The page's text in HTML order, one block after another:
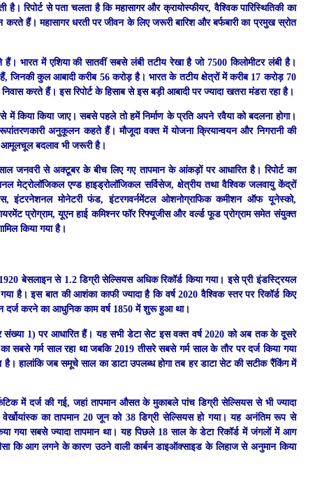
रिपोर्ट से पता चलता है कि महासागर और क्रायोस्फीयर, वैश्विक पारिस्थितिकी का
हैं। महासागर धरती पर जीवन के लिए जरूरी बारिश और बर्फबारी का प्रमुख स्रोत
हैं। भारत में एशिया की सातवीं सबसे लंबी तटीय रेखा है जो 7500 किलोमीटर लंबी है।
कुल आबादी करीब 56 करोड़ है। भारत के तटीय क्षेत्रों में करीब 17 करोड़ 70
करते हैं। इस रिपोर्ट के हिसाब से इस बड़ी आबादी पर ज्यादा खतरा मंडरा रहा है।
किया जाए। सबसे पहले तो हमें निर्माण के प्रति अपने रवैया को बदलना होगा।
अनुकूलन कहते हैं। मौजूदा वक्त में योजना क्रियान्वयन और निगरानी की
आमूलचूल बदलाव भी जरूरी है।
जनवरी से अक्टूबर के बीच लिए गए तापमान के आंकड़ों पर आधारित है। रिपोर्ट का
मेट्रोलॉजिकल एण्‍ड हाइड्रोलॉजिकल सर्विसेज, क्षेत्रीय तथा वैश्विक जलवायु केंद्रों
मोनेटरी फंड, इंटरगवर्नमेंटल ओशनोग्राफिक कमीशन ऑफ यूनेस्को,
प्रोग्राम, यूएन हाई कमिश्नर फॉर रिफ्यूजीस और वर्ल्ड फूड प्रोग्राम समेत संयुक्त
किया गया है।
बेसलाइन से 1.2 डिग्री सेल्सियस अधिक रिकॉर्ड किया गया। इसे प्री इंडस्ट्रियल
है। इस बात की आशंका काफी ज्यादा है कि वर्ष 2020 वैश्विक स्तर पर रिकॉर्ड किए
दर्ज करने का आधुनिक काम वर्ष 1850 में शुरू हुआ था।
1) पर आधारित हैं। यह सभी डेटा सेट इस वक्त वर्ष 2020 को अब तक के दूसरे
गर्म साल रहा था जबकि 2019 तीसरे सबसे गर्म साल के तौर पर दर्ज किया गया
हालांकि जब समूचे साल का डाटा उपलब्ध होगा तब हर डाटा सेट की सटीक रैंकिंग में
में दर्ज की गई, जहां तापमान औसत के मुकाबले पांच डिग्री सेल्सियस से भी ज्यादा
का तापमान 20 जून को 38 डिग्री सेल्सियस हो गया। यह अनंतिम रूप से
गया सबसे ज्यादा तापमान था। यह पिछले 18 साल के डेटा रिकॉर्ड में जंगलों में आग
कि आग लगने के कारण उठने वाली कार्बन डाइऑक्साइड के लिहाज से अनुमान किया